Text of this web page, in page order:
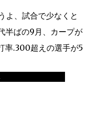
よ、試合で少なくと
半ばの9月、カープが
率.300超えの選手が5